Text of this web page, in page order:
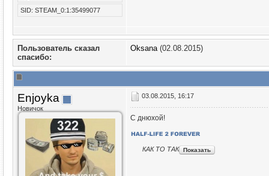
SID: STEAM_0:1:35499077
Пользователь сказал
cпасибо:
Oksana(02.08.2015)
Enjoyka
Новичок
03.08.2015, 16:17
С днюхой!
КАК ТО ТАК